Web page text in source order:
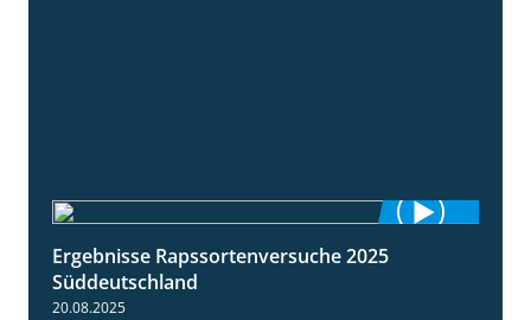
Ergebnisse Rapssortenversuche 2025
Süddeutschland
20.08.2025